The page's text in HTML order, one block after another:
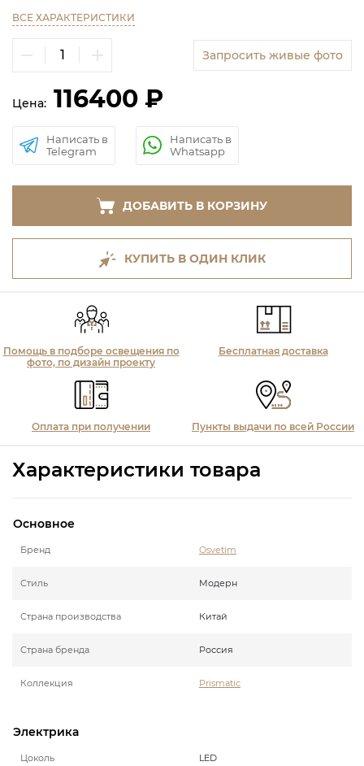
ВСЕ ХАРАКТЕРИСТИКИ
Запросить живые фото
Цена: 116400 ₽
Написать в
Telegram
Написать в
Whatsapp
ДОБАВИТЬ В КОРЗИНУ
КУПИТЬ В ОДИН КЛИК
Помощь в подборе освещения по
фото, по дизайн проекту
Бесплатная доставка
Оплата при получении Пункты выдачи по всей России
Характеристики товара
Основное
Бренд Osvetim
Стиль Модерн
Страна производства Китай
Страна бренда Россия
Коллекция Prismatic
Электрика
Цоколь LED